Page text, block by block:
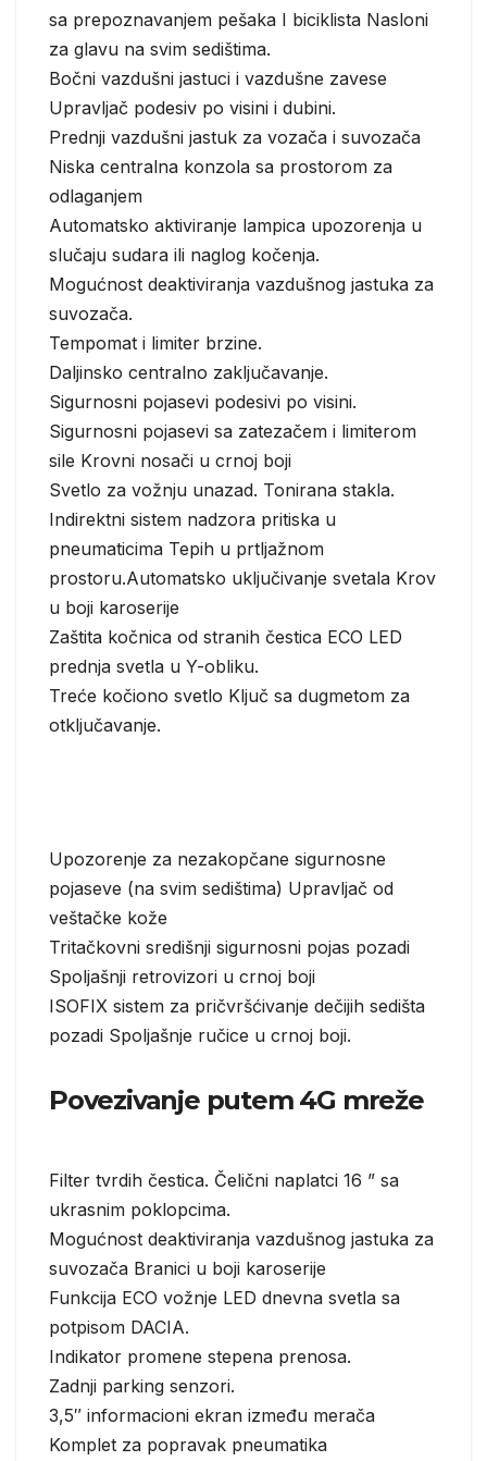
sa prepoznavanjem pešaka I biciklista Nasloni
za glavu na svim sedištima.
Bočni vazdušni jastuci i vazdušne zavese
Upravljač podesiv po visini i dubini.
Prednji vazdušni jastuk za vozača i suvozača
Niska centralna konzola sa prostorom za
odlaganjem
Automatsko aktiviranje lampica upozorenja u
slučaju sudara ili naglog kočenja.
Mogućnost deaktiviranja vazdušnog jastuka za
suvozača.
Tempomat i limiter brzine.
Daljinsko centralno zaključavanje.
Sigurnosni pojasevi podesivi po visini.
Sigurnosni pojasevi sa zatezačem i limiterom
sile Krovni nosači u crnoj boji
Svetlo za vožnju unazad. Tonirana stakla.
Indirektni sistem nadzora pritiska u
pneumaticima Tepih u prtljažnom
prostoru.Automatsko uključivanje svetala Krov
u boji karoserije
Zaštita kočnica od stranih čestica ECO LED
prednja svetla u Y-obliku.
Treće kočiono svetlo Ključ sa dugmetom za
otključavanje.
Upozorenje za nezakopčane sigurnosne
pojaseve (na svim sedištima) Upravljač od
veštačke kože
Tritačkovni središnji sigurnosni pojas pozadi
Spoljašnji retrovizori u crnoj boji
ISOFIX sistem za pričvršćivanje dečijih sedišta
pozadi Spoljašnje ručice u crnoj boji.
Povezivanje putem 4G mreže
Filter tvrdih čestica. Čelični naplatci 16 ” sa
ukrasnim poklopcima.
Mogućnost deaktiviranja vazdušnog jastuka za
suvozača Branici u boji karoserije
Funkcija ECO vožnje LED dnevna svetla sa
potpisom DACIA.
Indikator promene stepena prenosa.
Zadnji parking senzori.
3,5″ informacioni ekran između merača
Komplet za popravak pneumatika